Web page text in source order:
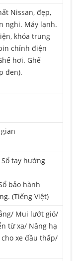
Nissan, đẹp,
nghi. Máy lạnh.
khóa trung
chỉnh điện
hơi. Ghế
đen).
tay hướng
bảo hành
(Tiếng Việt)
Mui lướt gió/
từ xa/ Nâng hạ
xe đầu thấp/